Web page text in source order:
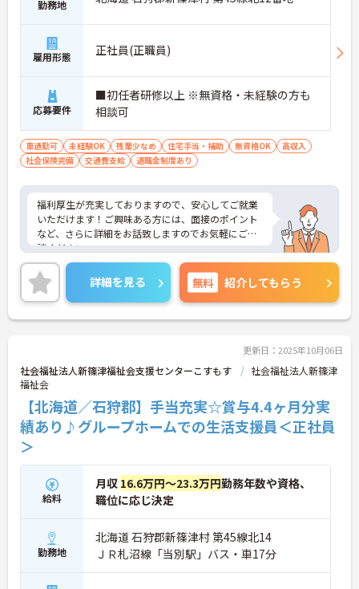
勤務地
雇用形態 正社員(正職員)
応募要件
■初任者研修以上 ※無資格・未経験の方も
相談可
車通勤可 未経験OK 残業少なめ 住宅手当・補助 無資格OK
高収入
社会保険完備
交通費支給 退職金制度あり
福利厚生が充実しておりますので、安心してご就業
いただけます！ご興味ある方には、面接のポイント
など、さらに詳細をお話致しますのでお気軽にご相
談ください。
詳細を見る 無料 紹介してもらう
更新日：2025年10月06日
社会福祉法人新篠津福祉会支援センターこすもす
社会福祉法人新篠津
福祉会
【北海道／石狩郡】手当充実☆賞与4.4ヶ月分実
績あり♪グループホームでの生活支援員＜正社員
＞
給料
月収 16.6万円～23.3万円勤務年数や資格、
職位に応じ決定
勤務地
北海道 石狩郡新篠津村 第45線北14
ＪＲ札沼線「当別駅」バス・車17分